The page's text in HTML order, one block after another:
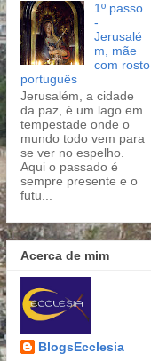
1º passo
-
Jerusalé
m, mãe
com rosto
português
Jerusalém, a cidade
da paz, é um lago em
tempestade onde o
mundo todo vem para
se ver no espelho.
Aqui o passado é
sempre presente e o
futu...
Acerca de mim
BlogsEcclesia